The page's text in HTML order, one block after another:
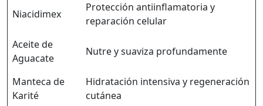
Niacidimex
Protección antiinflamatoria y
reparación celular
Aceite de
Aguacate
Nutre y suaviza profundamente
Manteca de
Karité
Hidratación intensiva y regeneración
cutánea